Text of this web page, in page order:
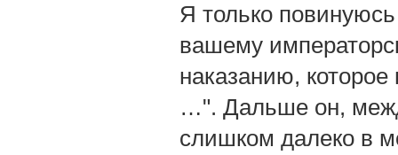
Я только
вашему
наказанию,
…". Дальше он,
слишком далеко в